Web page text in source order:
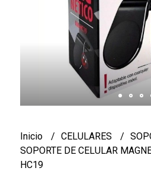
Inicio CELULARES
SOPORTE DE CELULAR
HC19